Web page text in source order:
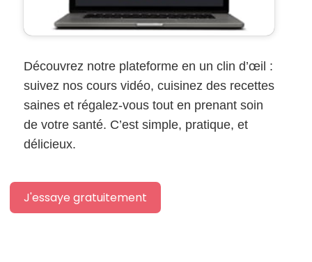
Découvrez notre plateforme en un clin d’œil :
suivez nos cours vidéo, cuisinez des recettes
saines et régalez-vous tout en prenant soin
de votre santé. C’est simple, pratique, et
délicieux.
J'essaye gratuitement